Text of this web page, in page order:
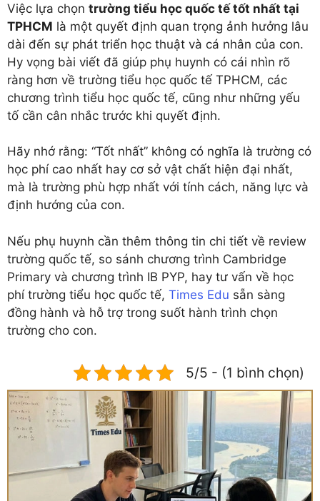
Việc lựa chọn trường tiểu học quốc tế tốt nhất tại
TPHCM là một quyết định quan trọng ảnh hưởng lâu
dài đến sự phát triển học thuật và cá nhân của con.
Hy vọng bài viết đã giúp phụ huynh có cái nhìn rõ
ràng hơn về trường tiểu học quốc tế TPHCM, các
chương trình tiểu học quốc tế, cũng như những yếu
tố cần cân nhắc trước khi quyết định.
Hãy nhớ rằng: “Tốt nhất” không có nghĩa là trường có
học phí cao nhất hay cơ sở vật chất hiện đại nhất,
mà là trường phù hợp nhất với tính cách, năng lực và
định hướng của con.
Nếu phụ huynh cần thêm thông tin chi tiết về review
trường quốc tế, so sánh chương trình Cambridge
Primary và chương trình IB PYP, hay tư vấn về học
phí trường tiểu học quốc tế, Times Edu sẵn sàng
đồng hành và hỗ trợ trong suốt hành trình chọn
trường cho con.
5/5 - (1 bình chọn)